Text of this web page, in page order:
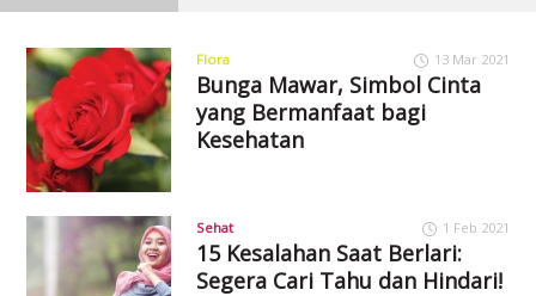
Flora 13 Mar 2021
Bunga Mawar, Simbol Cinta
yang Bermanfaat bagi
Kesehatan
Sehat 1 Feb 2021
15 Kesalahan Saat Berlari:
Segera Cari Tahu dan Hindari!